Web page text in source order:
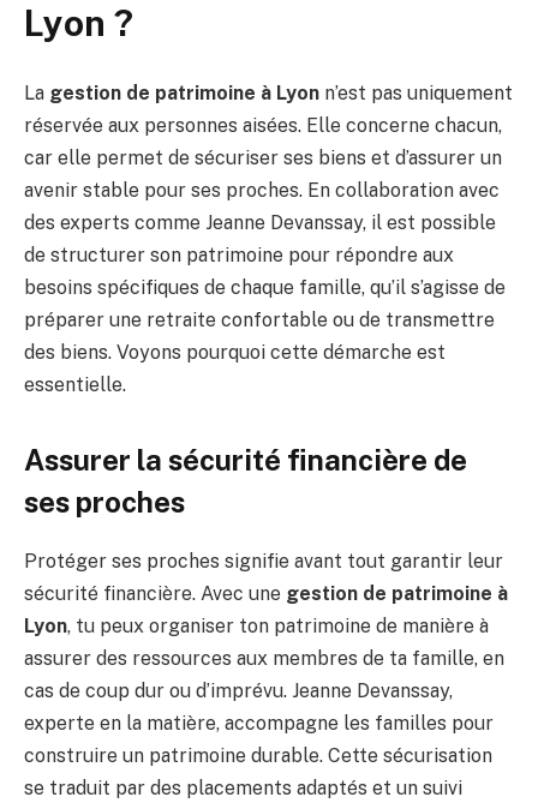
Lyon ?
La gestion de patrimoine à Lyon n’est pas uniquement
réservée aux personnes aisées. Elle concerne chacun,
car elle permet de sécuriser ses biens et d’assurer un
avenir stable pour ses proches. En collaboration avec
des experts comme Jeanne Devanssay, il est possible
de structurer son patrimoine pour répondre aux
besoins spécifiques de chaque famille, qu’il s’agisse de
préparer une retraite confortable ou de transmettre
des biens. Voyons pourquoi cette démarche est
essentielle.
Assurer la sécurité financière de
ses proches
Protéger ses proches signifie avant tout garantir leur
sécurité financière. Avec une gestion de patrimoine à
Lyon, tu peux organiser ton patrimoine de manière à
assurer des ressources aux membres de ta famille, en
cas de coup dur ou d’imprévu. Jeanne Devanssay,
experte en la matière, accompagne les familles pour
construire un patrimoine durable. Cette sécurisation
se traduit par des placements adaptés et un suivi